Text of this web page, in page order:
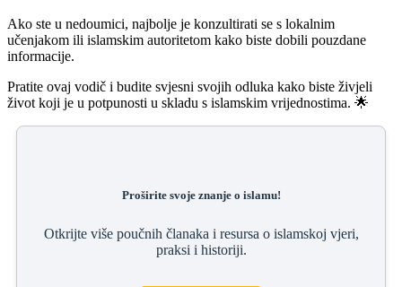
Ako ste u nedoumici, najbolje je konzultirati se s lokalnim
učenjakom ili islamskim autoritetom kako biste dobili pouzdane
informacije.
Pratite ovaj vodič i budite svjesni svojih odluka kako biste živjeli
život koji je u potpunosti u skladu s islamskim vrijednostima. 🌟
Proširite svoje znanje o islamu!
Otkrijte više poučnih članaka i resursa o islamskoj vjeri,
praksi i historiji.